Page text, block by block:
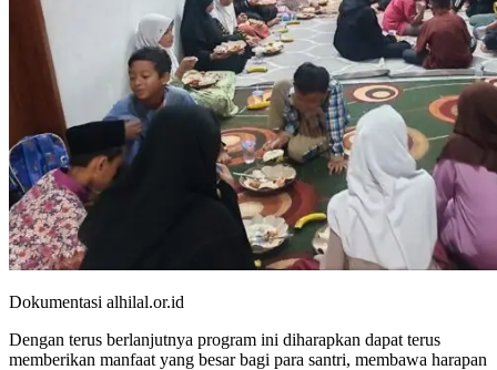
Dokumentasi alhilal.or.id
Dengan terus berlanjutnya program ini diharapkan dapat terus
memberikan manfaat yang besar bagi para santri, membawa harapan